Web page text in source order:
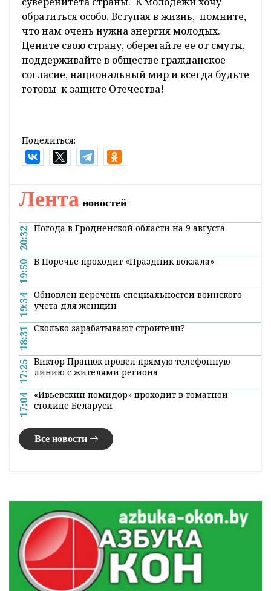
обратиться особо. Вступая в жизнь, помните,
что нам очень нужна энергия молодых.
Цените свою страну, оберегайте ее от смуты,
поддерживайте в обществе гражданское
согласие, национальный мир и всегда будьте
готовы к защите Отечества!
Поделиться:
Лента новостей
20:32 Погода в Гродненской области на 9 августа
19:50 В Поречье проходит «Праздник вокзала»
19:34 Обновлен перечень специальностей воинского
учета для женщин
18:31 Сколько зарабатывают строители?
17:25 Виктор Пранюк провел прямую телефонную
линию с жителями региона
17:04
«Ивьевский помидор» проходит в томатной
столице Беларуси
Все новости